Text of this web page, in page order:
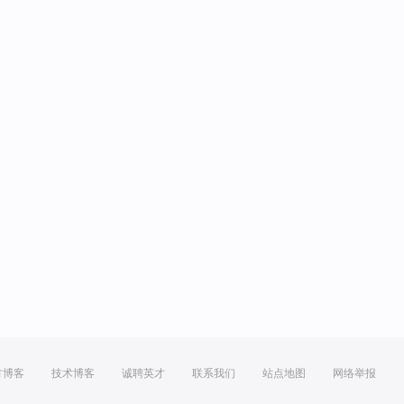
博客 技术博客 诚聘英才 联系我们 站点地图 网络举报